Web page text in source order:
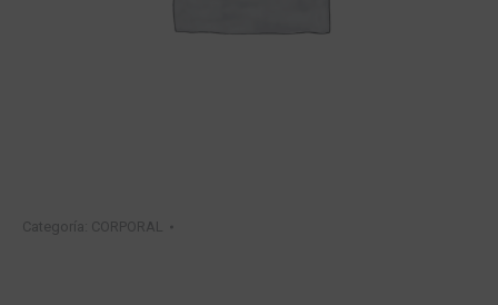
Categoría: CORPORAL